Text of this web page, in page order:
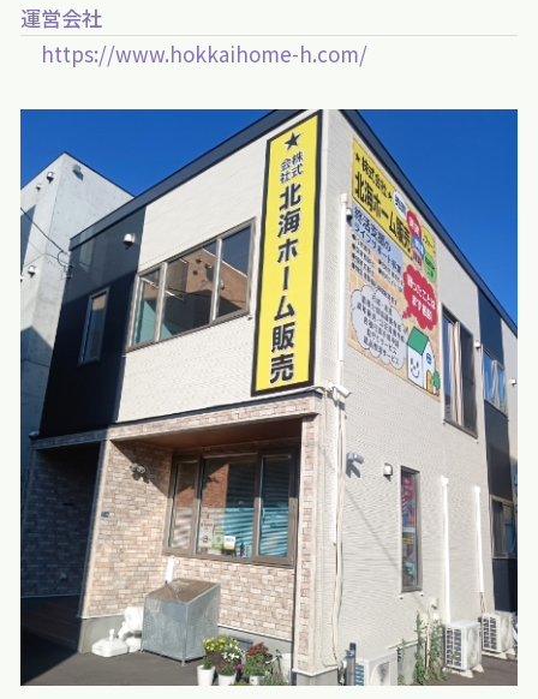
運営会社
https://www.hokkaihome-h.com/